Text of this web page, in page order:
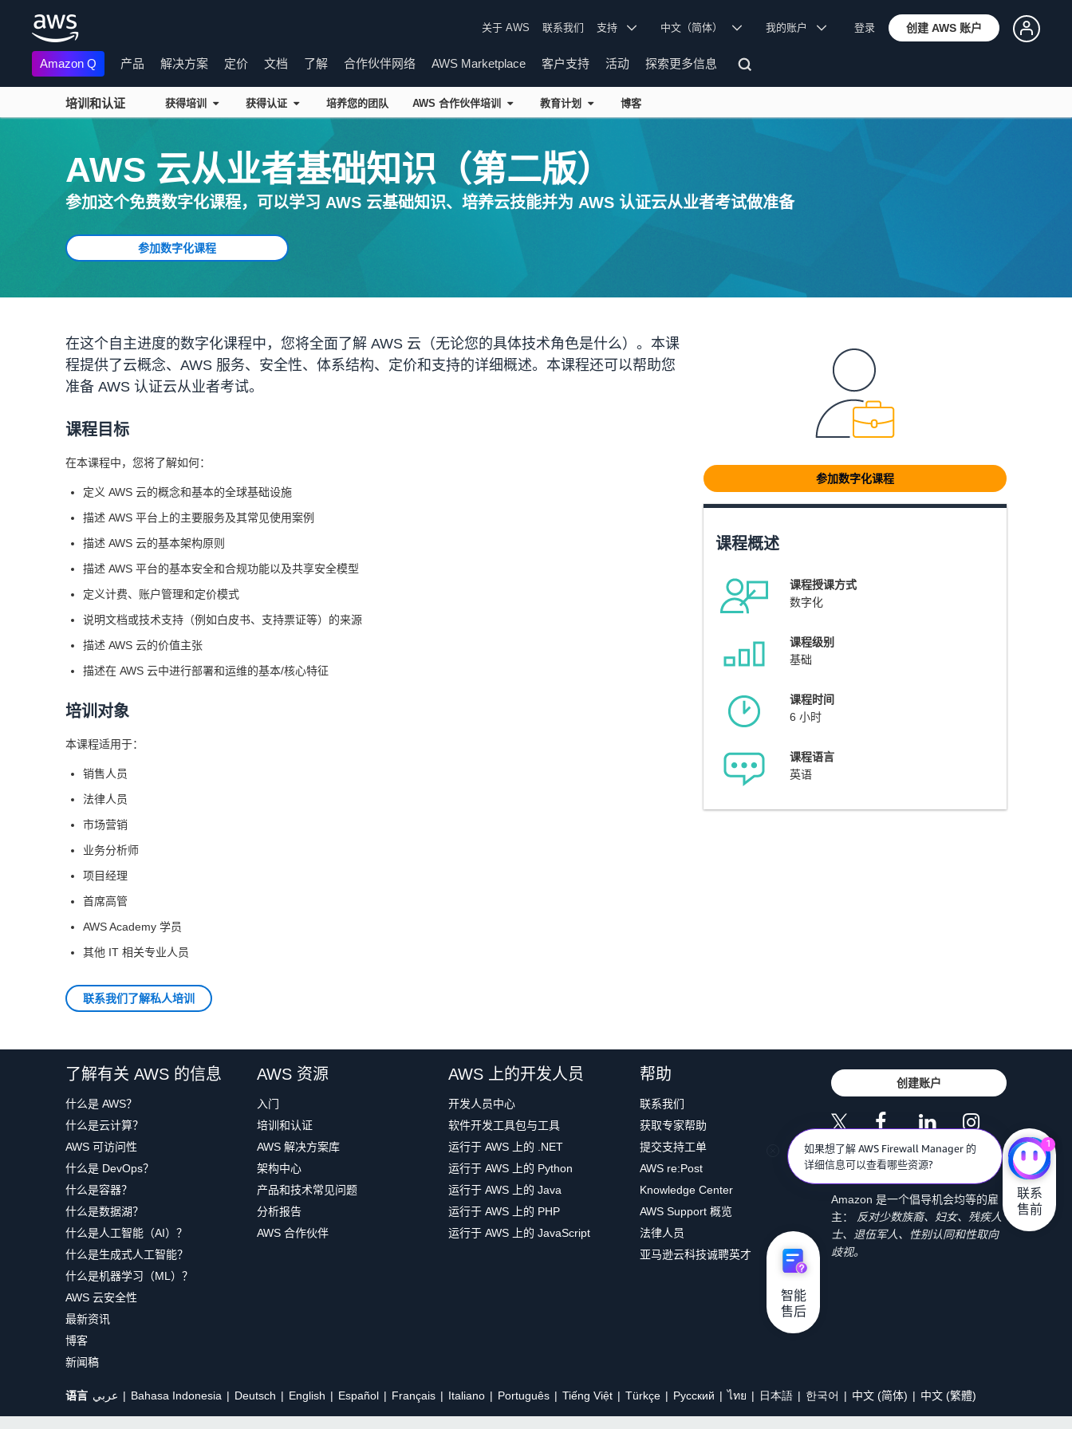
关于 AWS 联系我们 支持 中文（简体） 我的账户 登录 创建 AWS 账户
Amazon Q 产品 解决方案 定价 文档 了解 合作伙伴网络 AWS Marketplace 客户支持 活动 探索更多信息
培训和认证 获得培训 获得认证 培养您的团队 AWS 合作伙伴培训 教育计划 博客
AWS 云从业者基础知识（第二版）
参加这个免费数字化课程，可以学习 AWS 云基础知识、培养云技能并为 AWS 认证云从业者考试做准备
参加数字化课程
在这个自主进度的数字化课程中，您将全面了解 AWS 云（无论您的具体技术角色是什么）。本课
程提供了云概念、AWS 服务、安全性、体系结构、定价和支持的详细概述。本课程还可以帮助您
准备 AWS 认证云从业者考试。
课程目标
在本课程中，您将了解如何：
定义 AWS 云的概念和基本的全球基础设施
描述 AWS 平台上的主要服务及其常见使用案例
描述 AWS 云的基本架构原则
描述 AWS 平台的基本安全和合规功能以及共享安全模型
定义计费、账户管理和定价模式
说明文档或技术支持（例如白皮书、支持票证等）的来源
描述 AWS 云的价值主张
描述在 AWS 云中进行部署和运维的基本/核心特征
培训对象
本课程适用于：
销售人员
法律人员
市场营销
业务分析师
项目经理
首席高管
AWS Academy 学员
其他 IT 相关专业人员
联系我们了解私人培训
参加数字化课程
课程概述
课程授课方式
数字化
课程级别
基础
课程时间
6 小时
课程语言
英语
了解有关 AWS 的信息
什么是 AWS？
什么是云计算？
AWS 可访问性
什么是 DevOps？
什么是容器？
什么是数据湖？
什么是人工智能（AI）？
什么是生成式人工智能？
什么是机器学习（ML）？
AWS 云安全性
最新资讯
博客
新闻稿
AWS 资源
入门
培训和认证
AWS 解决方案库
架构中心
产品和技术常见问题
分析报告
AWS 合作伙伴
AWS 上的开发人员
开发人员中心
软件开发工具包与工具
运行于 AWS 上的 .NET
运行于 AWS 上的 Python
运行于 AWS 上的 Java
运行于 AWS 上的 PHP
运行于 AWS 上的 JavaScript
帮助
联系我们
获取专家帮助
提交支持工单
AWS re:Post
Knowledge Center
AWS Support 概览
法律人员
亚马逊云科技诚聘英才
创建账户
Amazon 是一个倡导机会均等的雇
主：
反对少数族裔、妇女、残疾人
士、退伍军人、性别认同和性取向
歧视。
语言 عربي Bahasa Indonesia Deutsch English Español Français Italiano Português Tiếng Việt Türkçe Ρусский ไทย 日本語 한국어 中文 (简体) 中文 (繁體)
如果想了解 AWS Firewall Manager 的
详细信息可以查看哪些资源?
1
联系
售前
智能
售后